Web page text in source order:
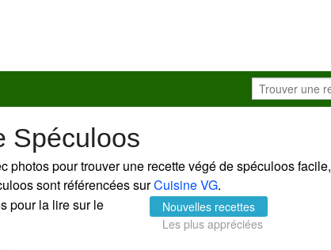
Spéculoos
pour trouver une recette végé de spéculoos facile,
sont référencées surCuisine VG.
pour la lire sur le
Nouvelles recettes
Les plus appréciées